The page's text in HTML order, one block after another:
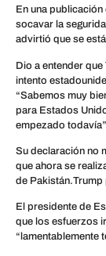
En una
socavar la
advirtió que se
Dio a entender
intento
“Sabemos muy
para Estados
empezado
Su declaración no
que ahora se
de
El presidente de
que los esfuerzos
“lamentablemente